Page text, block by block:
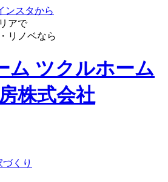
ンスタから
アで
リノベなら
ツクルホーム
株式会社
くり